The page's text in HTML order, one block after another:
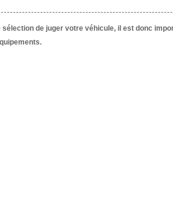
de juger votre véhicule, il est donc